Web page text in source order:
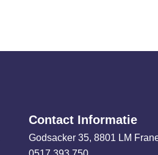
Contact Informatie
Godsacker 35, 8801 LM